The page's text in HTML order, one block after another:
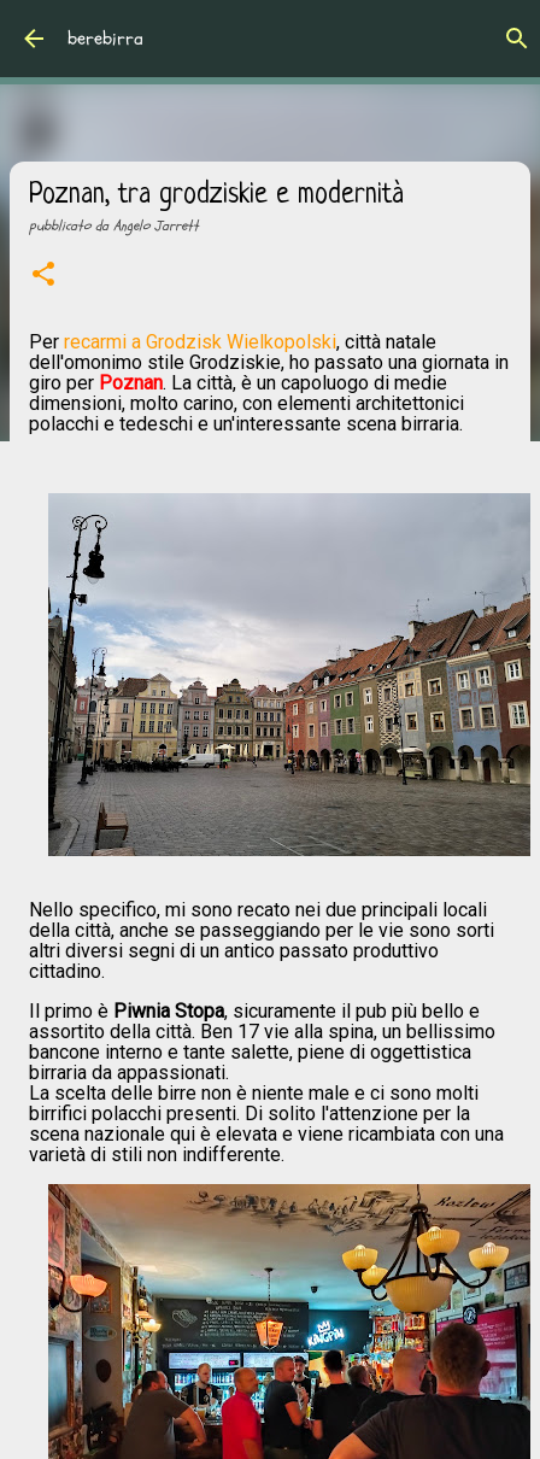
berebirra
Poznan, tra grodziskie e modernità
pubblicato daAngelo Jarrett
Per recarmi a Grodzisk Wielkopolski, città natale
dell'omonimo stile Grodziskie, ho passato una giornata in
giro per Poznan. La città, è un capoluogo di medie
dimensioni, molto carino, con elementi architettonici
polacchi e tedeschi e un'interessante scena birraria.
Nello specifico, mi sono recato nei due principali locali
della città, anche se passeggiando per le vie sono sorti
altri diversi segni di un antico passato produttivo
cittadino.
Il primo è Piwnia Stopa, sicuramente il pub più bello e
assortito della città. Ben 17 vie alla spina, un bellissimo
bancone interno e tante salette, piene di oggettistica
birraria da appassionati.
La scelta delle birre non è niente male e ci sono molti
birrifici polacchi presenti. Di solito l'attenzione per la
scena nazionale qui è elevata e viene ricambiata con una
varietà di stili non indifferente.